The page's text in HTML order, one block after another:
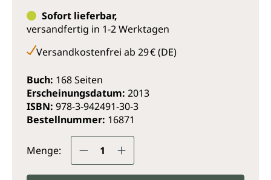
Sofort lieferbar,
versandfertig in 1-2 Werktagen
Versandkostenfrei ab 29 € (DE)
Buch: 168 Seiten
Erscheinungsdatum: 2013
ISBN: 978-3-942491-30-3
Bestellnummer: 16871
Menge: Produkt Anzahl: Gib den